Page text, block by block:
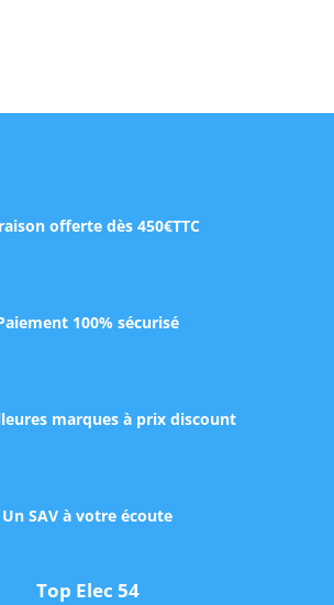
offerte dès 450€TTC
100% sécurisé
marques à prix discount
Un SAV à votre écoute
Top Elec 54